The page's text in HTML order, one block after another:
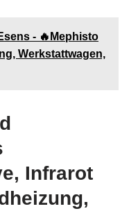
- 🔥Mephisto
Werkstattwagen,
Infrarot